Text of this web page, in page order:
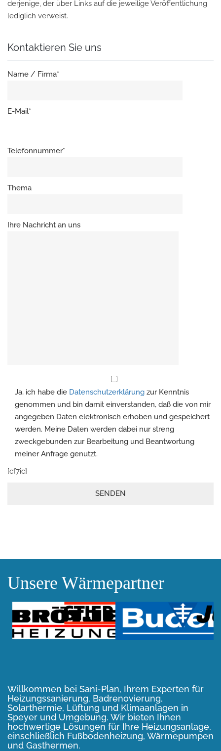
derjenige, der über Links auf die jeweilige Veröffentlichung
lediglich verweist.
Kontaktieren Sie uns
Name / Firma*
E-Mail*
Telefonnummer*
Thema
Ihre Nachricht an uns
Ja, ich habe die Datenschutzerklärung zur Kenntnis
genommen und bin damit einverstanden, daß die von mir
angegeben Daten elektronisch erhoben und gespeichert
werden. Meine Daten werden dabei nur streng
zweckgebunden zur Bearbeitung und Beantwortung
meiner Anfrage genutzt.
Please leave this field empty.
[cf7ic]
Unsere Wärmepartner
Willkommen bei Sani-Plan, Ihrem Experten für
Heizungssanierung, Badrenovierung,
Solarthermie, Lüftung und Klimaanlagen in
Speyer und Umgebung. Wir bieten Ihnen
hochwertige Lösungen für Ihre Heizungsanlage,
einschließlich Fußbodenheizung, Wärmepumpen
und Gasthermen.